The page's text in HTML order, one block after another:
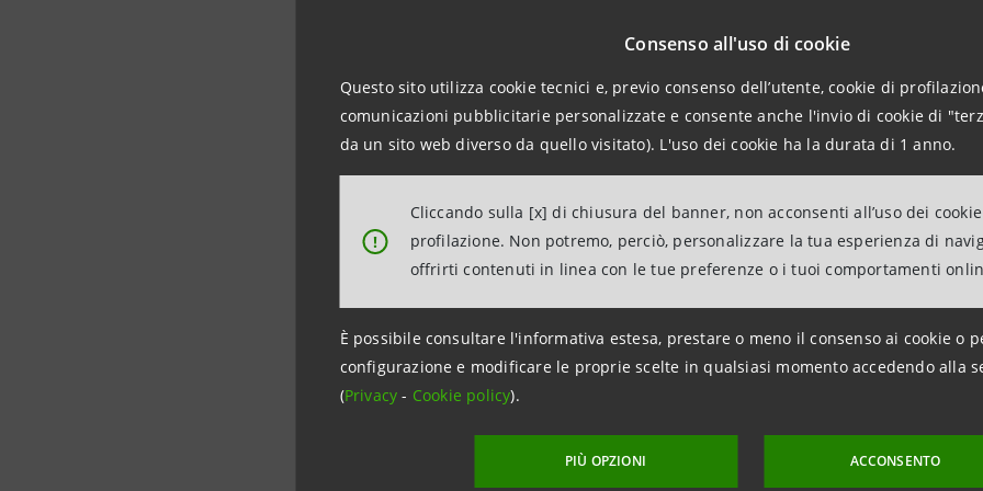
Consenso all'uso di cookie
Questo sito utilizza cookie tecnici e, previo consenso dell’utente, cookie di
comunicazioni pubblicitarie personalizzate e consente anche l'invio di cookie di
da un sito web diverso da quello visitato). L'uso dei cookie ha la durata di 1 anno.
!
Cliccando sulla [x] di chiusura del banner, non acconsenti all’uso dei
profilazione. Non potremo, perciò, personalizzare la tua esperienza di
offrirti contenuti in linea con le tue preferenze o i tuoi comportamenti
È possibile consultare l'informativa estesa, prestare o meno il consenso ai cookie o
configurazione e modificare le proprie scelte in qualsiasi momento accedendo alla
(Privacy- Cookie policy).
PIÙ OPZIONI ACCONSENTO
Intesa Sanpaolo finanzia con €250.000 la startup innovativa
sviluppo della prima macchina automatica in grado di eseguire gli
Reviway ha sviluppato una combinazione integrata di software,
rilevare, pianificare ed eseguire interventi di riparazione dei
costi economici, ambientali e sociali.
L’operazione rientra nell’ambito di “Convertibile Impresa”,
Reviway è stata tra le protagoniste dell’edizione 2024 del
hub internazionali dedicati “alle tecnologie in un mondo che
Innovation Center, la società del Gruppo dedicata all’innovazione di